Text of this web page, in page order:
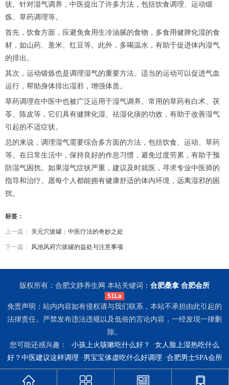
状。针对湿气调养，中医提出了许多方法，包括饮食调理、运动锻
炼、草药调理等。
首先，饮食方面，应避免食用生冷油腻的食物，多食用健脾化湿的食
材，如山药、薏米、红豆等。此外，多喝温水，有助于促进体内湿气
的排出。
其次，运动锻炼也是调理湿气的重要方法。适当的运动可以促进气血
运行，帮助身体排出湿邪，增强体质。
草药调理在中医中也被广泛运用于湿气调养。常用的草药有白术、茯
苓、陈皮等，它们具有健脾化湿、祛湿化痰的功效，有助于改善湿气
引起的不适症状。
总的来说，调理湿气需要综合多方面的方法，包括饮食、运动、草药
等。在日常生活中，保持良好的作息习惯，避免过度劳累，有助于预
防湿气困扰。如果湿气症状严重，建议及时就医，寻求专业中医师的
指导和治疗。愿每个人都能拥有健康舒适的体内环境，远离湿邪的困
扰。
标签：
上一篇： 关元穴拔罐：中医疗法的奇妙之处
下一篇： 风池风府穴拔罐的益处与注意事项
版权所有：合肥文静养生网 本站关键词： 合肥桑拿 合肥会所
51La
免责声明：站内内容如有侵权请与我们联系，本站不承担由此引起的
法律责任。严禁发布违法违规以及低俗的言论内容，一经发现一律删
除。
您可能还感兴趣： ·小孩上火咳嗽吃什么好？ ·女人脸上湿热吃什么
好？中医建议这样调理 · 男宝宝体虚吃什么好调理 ·合肥男士SPA会所